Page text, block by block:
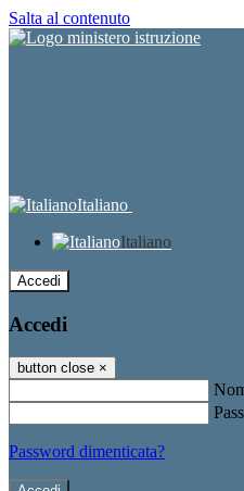
Salta al contenuto
Italiano
Italiano
Accedi
Accedi
button close ×
Password dimenticata?